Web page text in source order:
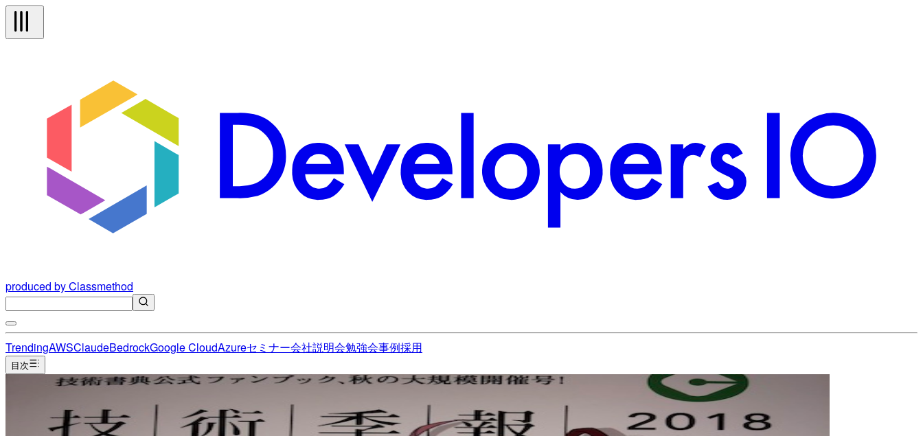
produced by Classmethod
TrendingAWSClaudeBedrockGoogle CloudAzureセミナー会社説明会勉強会事例採用
目次